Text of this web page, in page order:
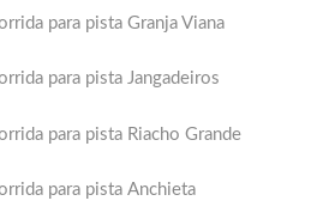
para pista Granja Viana
para pista Jangadeiros
para pista Riacho Grande
para pista Anchieta